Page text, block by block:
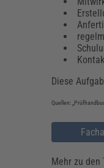
Diese
Quellen:
Mehr zu den